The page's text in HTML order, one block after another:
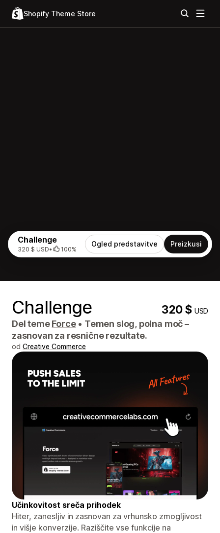
Shopify Theme Store
Challenge
320 $ USD• 100%
Ogled predstavitve Preizkusi
Challenge 320 $USD
Del temeForce • Temen slog, polna moč –
zasnovan za resnične rezultate.
od Creative Commerce
Učinkovitost sreča prihodek
Hiter, zanesljiv in zasnovan za vrhunsko zmogljivost
in višje konverzije. Raziščite vse funkcije na